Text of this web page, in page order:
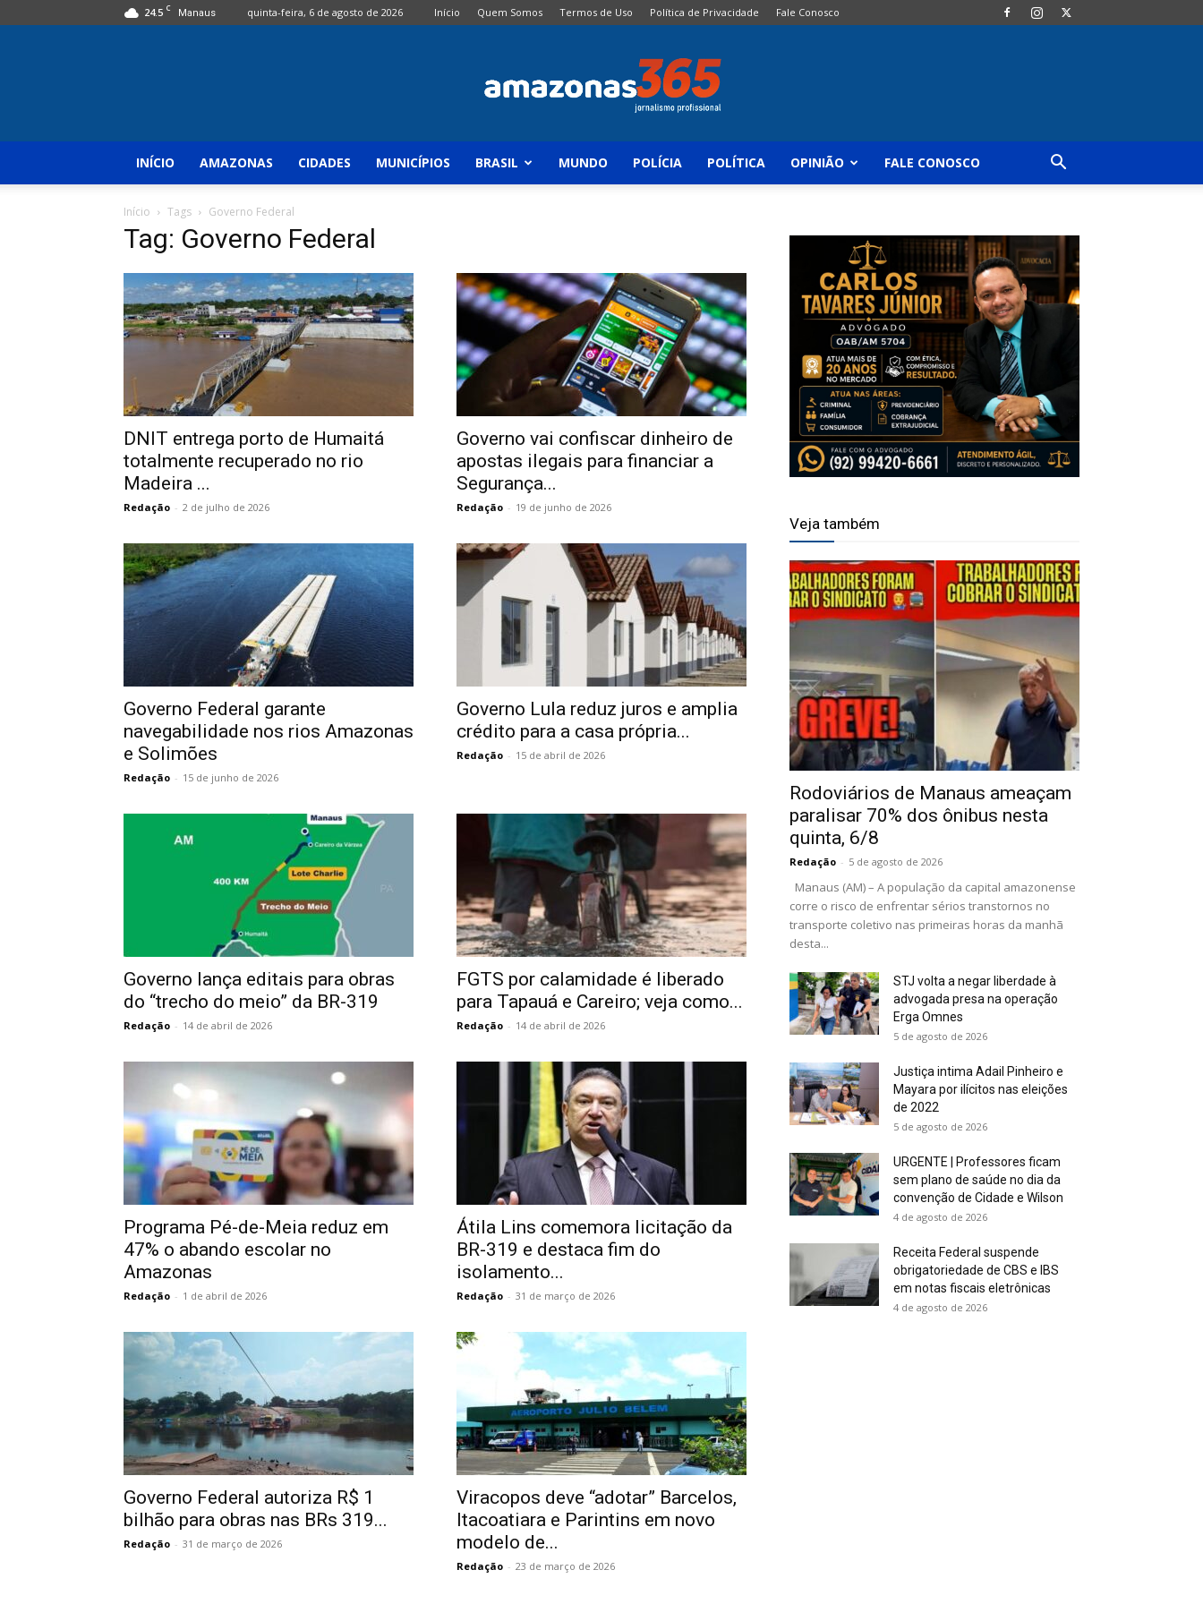
24.5 C Manaus quinta-feira, 6 de agosto de 2026 Início Quem Somos Termos de Uso Política de Privacidade Fale Conosco
365
INÍCIO AMAZONAS CIDADES MUNICÍPIOS BRASIL MUNDO POLÍCIA POLÍTICA OPINIÃO FALE CONOSCO
Início Tags Governo Federal
Tag: Governo Federal
DNIT entrega porto de Humaitá
totalmente recuperado no rio
Madeira ...
Redação - 2 de julho de 2026
Governo vai confiscar dinheiro de
apostas ilegais para financiar a
Segurança...
Redação - 19 de junho de 2026
Governo Federal garante
navegabilidade nos rios Amazonas
e Solimões
Redação - 15 de junho de 2026
Governo Lula reduz juros e amplia
crédito para a casa própria...
Redação - 15 de abril de 2026
Governo lança editais para obras
do “trecho do meio” da BR-319
Redação - 14 de abril de 2026
FGTS por calamidade é liberado
para Tapauá e Careiro; veja como...
Redação - 14 de abril de 2026
Programa Pé-de-Meia reduz em
47% o abando escolar no
Amazonas
Redação - 1 de abril de 2026
Átila Lins comemora licitação da
BR-319 e destaca fim do
isolamento...
Redação - 31 de março de 2026
Governo Federal autoriza R$ 1
bilhão para obras nas BRs 319...
Redação - 31 de março de 2026
Viracopos deve “adotar” Barcelos,
Itacoatiara e Parintins em novo
modelo de...
Redação - 23 de março de 2026
Veja também
Rodoviários de Manaus ameaçam
paralisar 70% dos ônibus nesta
quinta, 6/8
Redação - 5 de agosto de 2026
Manaus (AM) – A população da capital amazonense
corre o risco de enfrentar sérios transtornos no
transporte coletivo nas primeiras horas da manhã
desta...
STJ volta a negar liberdade à
advogada presa na operação
Erga Omnes
5 de agosto de 2026
Justiça intima Adail Pinheiro e
Mayara por ilícitos nas eleições
de 2022
5 de agosto de 2026
URGENTE | Professores ficam
sem plano de saúde no dia da
convenção de Cidade e Wilson
4 de agosto de 2026
Receita Federal suspende
obrigatoriedade de CBS e IBS
em notas fiscais eletrônicas
4 de agosto de 2026